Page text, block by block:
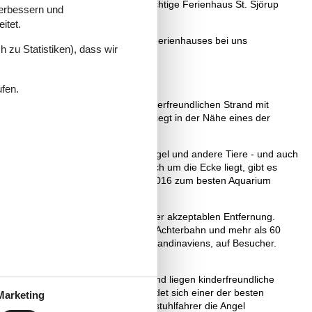
und einfach das ganz richtige Ferienhaus St. Sjörup
eines privat vermieteten Ferienhauses bei uns
Djursland an einem schönen kinderfreundlichen Strand mit
und andere Tiere. St. Sjörup liegt in der Nähe eines der
Natur ist ein Paradies für Vögel und andere Tiere - und auch
Randers Fjord, der gleich um die Ecke liegt, gibt es
Kattegatcenter in Grenaa, das 2016 zum besten Aquarium
Menge Attraktionen innerhalb einer akzeptablen Entfernung.
finden Sie Dänemarks größte Achterbahn und mehr als 60
das beste Aquarium Skandinaviens, auf Besucher.
An der Nordseite von Djursland liegen kinderfreundliche
und bei Gjerrild Nordstrand befindet sich einer der besten
können auf der Mole auch Rollstuhlfahrer die Angel
und
zu Statistiken), dass wir